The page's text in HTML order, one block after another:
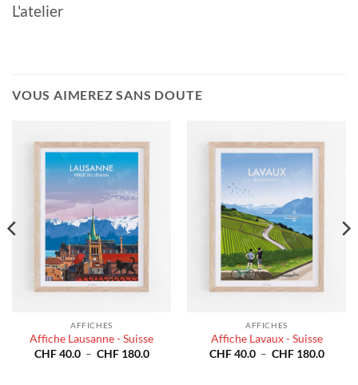
L'atelier
VOUS AIMEREZ SANS DOUTE
AFFICHES
Affiche Lausanne - Suisse
CHF40.0 – CHF180.0Plage
AFFICHES
Affiche Lavaux - Suisse
CHF40.0 – CHF180.0Plage